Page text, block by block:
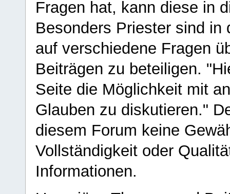
Fragen hat, kann diese in
Besonders Priester sind in
auf verschiedene Fragen
Beiträgen zu beteiligen.
Seite die Möglichkeit mit
Glauben zu diskutieren."
diesem Forum keine
Vollständigkeit oder
Informationen.